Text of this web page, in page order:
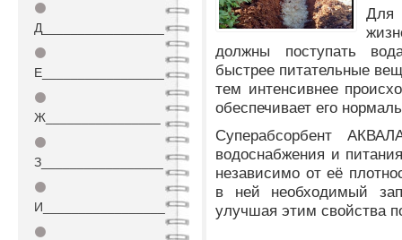
⚫
Д_________________
⚫
Е_________________
⚫
Ж________________
⚫
З_________________
⚫
И_________________
⚫
Для
должны поступать
быстрее питательные
тем интенсивнее
обеспечивает его
Суперабсорбент
водоснабжения и
независимо от её
в ней необходимый
улучшая этим свойства